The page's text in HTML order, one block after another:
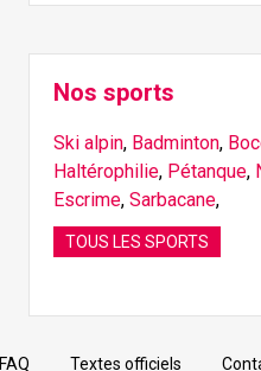
Nos sports
Ski alpin, Badminton,
Haltérophilie, Pétanque,
Escrime, Sarbacane,
TOUS LES SPORTS
FAQ Textes officiels